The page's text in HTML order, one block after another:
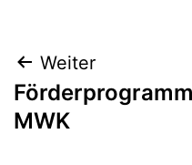
Weiter
MWK